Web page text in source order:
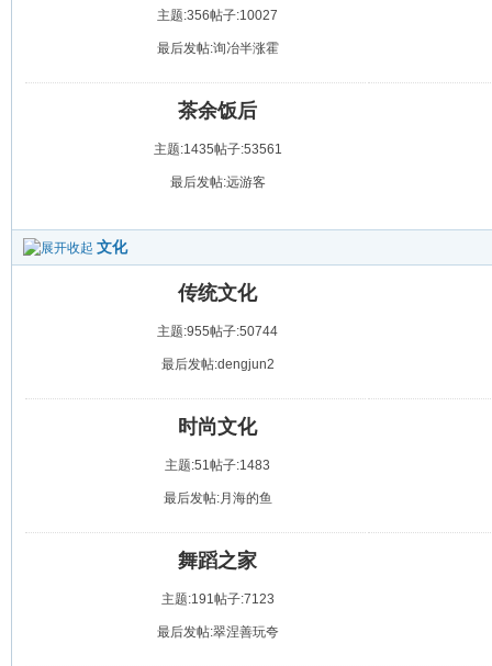
主题:356帖子:10027
最后发帖:询冶半涨霍
茶余饭后
主题:1435帖子:53561
最后发帖:远游客
文化
传统文化
主题:955帖子:50744
最后发帖:dengjun2
时尚文化
主题:51帖子:1483
最后发帖:月海的鱼
舞蹈之家
主题:191帖子:7123
最后发帖:翠涅善玩夸